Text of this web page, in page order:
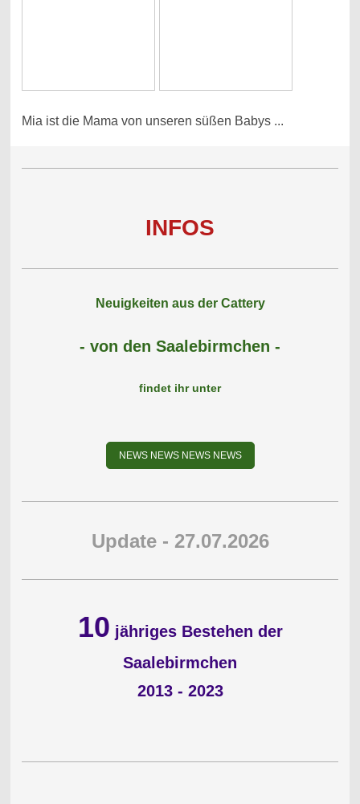
Mia ist die Mama von unseren süßen Babys ...
INFOS
Neuigkeiten aus der Cattery
- von den Saalebirmchen -
findet ihr unter
NEWS NEWS NEWS NEWS
Update - 27.07.2026
10 jähriges Bestehen der
Saalebirmchen
2013 - 2023